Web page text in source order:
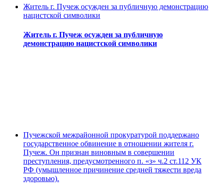
Житель г. Пучеж осужден за публичную демонстрацию
нацистской символики
Житель г. Пучеж осужден за публичную
демонстрацию нацистской символики
Пучежской межрайонной прокуратурой поддержано
государственное обвинение в отношении жителя г.
Пучеж. Он признан виновным в совершении
преступления, предусмотренного п. «з» ч.2 ст.112 УК
РФ (умышленное причинение средней тяжести вреда
здоровью).